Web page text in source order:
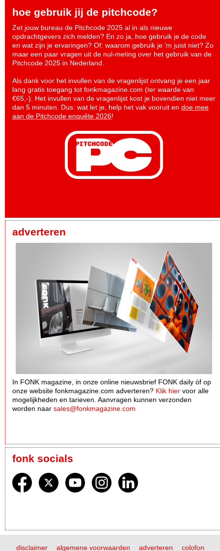
hoe gebruik jij de pitchcode?
Zet jouw bureau de Pitchcode 2025 al in als nieuwe
opdrachtgevers zich melden? En zo ja, hoe gebruik je de code
en wat zijn je ervaringen? Of: waarom gebruik je ‘m juist niet? Zo
maar een paar vragen uit de nul-meting over het gebruik van de
Pitchcode 2025 in Nederland.
Als dank voor het invullen van de vragenlijst ontvang je een jaar
lang gratis toegang tot fonkmagazine.com (ter waarde van
€65,-). Het invullen van de vragenlijst kost je bovendien niet meer
dan 5 minuten. Dus: wat let je, help het vak vooruit en doe mee
aan de Pitchcode enquête 2026!
adverteren
In FONK magazine, in onze online nieuwsbrief FONK daily óf op
onze website fonkmagazine.com adverteren? Klik hier voor alle
mogelijkheden en tarieven. Aanvragen kunnen verzonden
worden naar sales@fonkmagazine.com
fonk socials
disclaimer algemene voorwaarden adverteren colofon